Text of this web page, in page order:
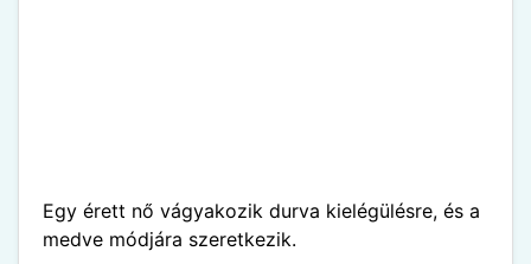
Egy érett nő vágyakozik durva kielégülésre, és a
medve módjára szeretkezik.